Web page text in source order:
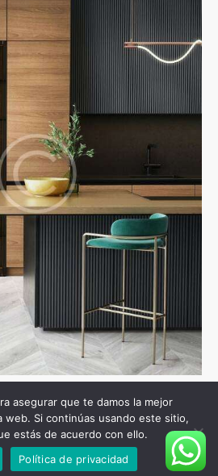
Next Project
asegurar que te damos la mejor
web. Si continúas usando este sitio,
estás de acuerdo con ello.
Política de privacidad